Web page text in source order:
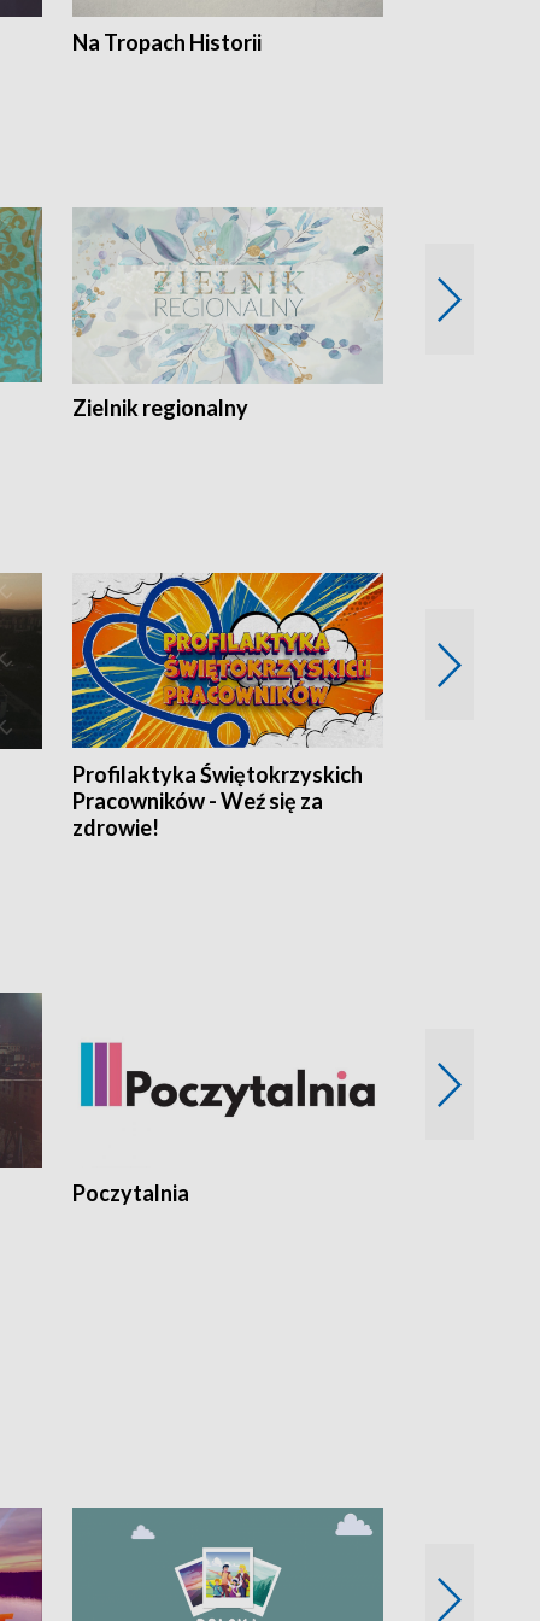
Na Tropach Historii
Zielnik regionalny
Profilaktyka Świętokrzyskich
Pracowników - Weź się za
zdrowie!
Poczytalnia